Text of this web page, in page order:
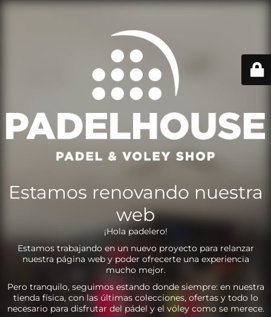
Estamos renovando nuestra
web
¡Hola padelero!
Estamos trabajando en un nuevo proyecto para relanzar
nuestra página web y poder ofrecerte una experiencia
mucho mejor.
Pero tranquilo, seguimos estando donde siempre: en nuestra
tienda física, con las últimas colecciones, ofertas y todo lo
necesario para disfrutar del pádel y el vóley como se merece.